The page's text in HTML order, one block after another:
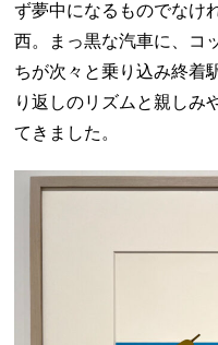
ず夢中になるものでなけ
西。まっ黒な汽車に、コ
ちが次々と乗り込み終着
り返しのリズムと親しみ
てきました。